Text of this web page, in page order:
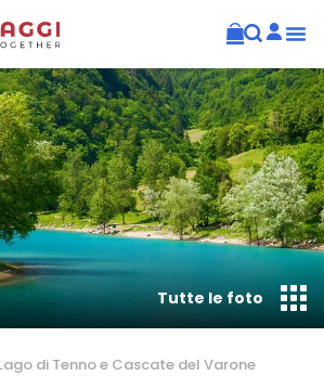
di Tenno e Cascate del Varone
Tutte le foto